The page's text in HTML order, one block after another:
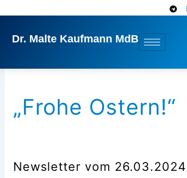
springen
Dr. Malte Kaufmann MdB
„Frohe Ostern!“
Newsletter vom 26.03.2024